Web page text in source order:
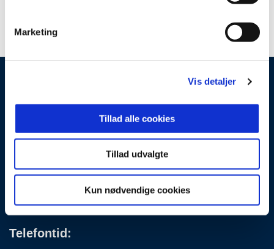
Marketing
Vis detaljer
Tillad alle cookies
Tillad udvalgte
Kun nødvendige cookies
Transportministeriet
Frederiksholms Kanal 27 F
EAN: 5798000893429
CVR: 43265717
Telefontid: